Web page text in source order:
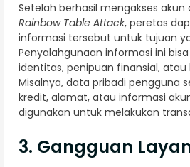
Setelah berhasil mengakses
Rainbow Table Attack, peretas
informasi tersebut untuk tujuan
Penyalahgunaan informasi ini
identitas, penipuan finansial,
Misalnya, data pribadi pengguna
kredit, alamat, atau informasi
digunakan untuk melakukan
3. Gangguan